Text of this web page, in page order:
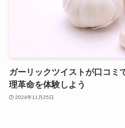
ガーリックツイストが口コミ
理革命を体験しよう
2024年11月25日